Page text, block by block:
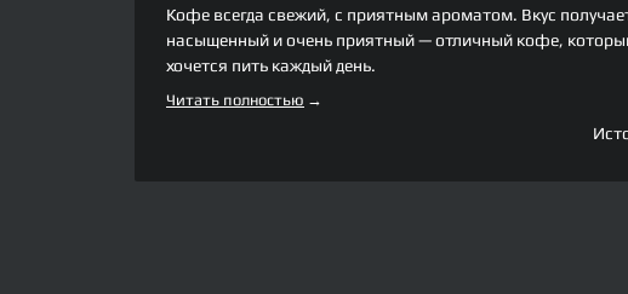
Кофе всегда свежий, с приятным ароматом. Вкус
насыщенный и очень приятный — отличный кофе,
хочется пить каждый день.
Читать полностью →